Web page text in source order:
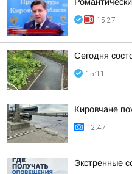
15:27
Сегодня
15:11
Кировчане
12:47
Экстренные